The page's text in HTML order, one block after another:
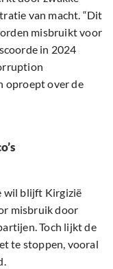
van macht. “Dit
misbruikt voor
in 2024
oproept over de
wil blijft Kirgizië
misbruik door
Toch lijkt de
te stoppen, vooral